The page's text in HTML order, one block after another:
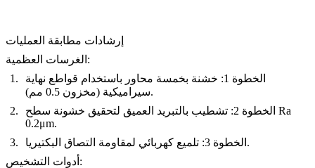
إرشادات مطابقة العمليات
الغرسات العظمية :
الخطوة 1
: خشنة بخمسة محاور باستخدام قواطع نهاية
سيراميكية (مخزون 0.5 مم).
الخطوة 2
: تشطيب بالتبريد العميق لتحقيق خشونة سطح Ra
0.2μm.
الخطوة 3 : تلميع كهربائي لمقاومة التصاق البكتيريا.
أدوات التشخيص :